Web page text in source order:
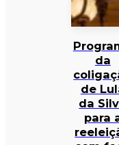
da
de
da
para